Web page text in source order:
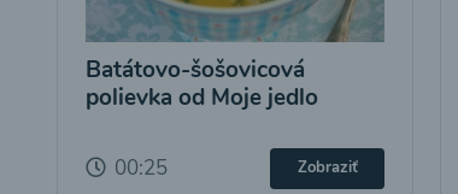
Batátovo-šošovicová
polievka od Moje jedlo
00:25 Zobraziť